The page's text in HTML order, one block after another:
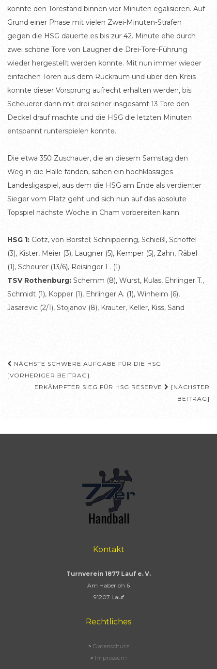
konnte den Torestand binnen vier Minuten egalisieren. Auf
Grund einer Phase mit vielen Zwei-Minuten-Strafen
gegen die HSG dauerte es bis zur 42. Minute ehe durch
zwei schöne Tore von Laugner die Drei-Tore-Führung
wieder hergestellt werden konnte. Mit nun immer wieder
einfachen Toren aus dem Rückraum und über den Kreis
konnte dieser Vorsprung aufrecht erhalten werden, bis
Scheuerer dann mit drei seiner insgesamt 13 Tore den
Deckel drauf machte und die HSG die letzten Minuten
entspannt runterspielen konnte.
Die etwa 350 Zuschauer, die an diesem Samstag den
Weg in die Halle fanden, sahen ein hochklassiges
Landesligaspiel, aus dem die HSG am Ende als verdienter
Sieger vom Platz geht und sich nun auf das absolute
Topspiel nächste Woche in Cham vorbereiten kann.
HSG 1: Götz, von Borstel; Schnippering, Schießl, Schöffel
(3), Kister, Meier (3), Laugner (5), Kemper (5), Zahn, Räbel
(1), Scheurer (13/6), Reisinger L. (1)
TSV Rothenburg: Schemm (8), Wurst, Kulas, Ehrlinger T.,
Schmidt (1), Kopper (1), Ehrlinger A. (1), Winheim (6),
Jasarevic (2/1), Stojanov (8), Krauter, Keller, Kiss, Sand
Beitragsnavigation
NÄCHSTE SCHWERE AUFGABE FÜR DIE HSG
[VORHERIGER BEITRAG]
ERKÄMPFTER SIEG FÜR HSG RESERVE
[NÄCHSTER
BEITRAG]
Kontakt
Turnverein 1877 Lauf e. V.
Am Haberloh 6
91207 Lauf
Rechtliches
> Datenschutz
> Impressum